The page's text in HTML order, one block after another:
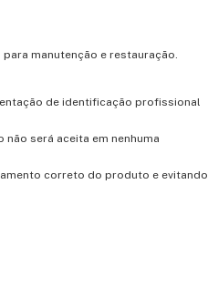
manutenção e restauração.
de identificação profissional
será aceita em nenhuma
correto do produto e evitando